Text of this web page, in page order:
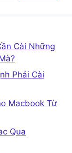
Cài Những
Phải Cài
Macbook Từ
Qua